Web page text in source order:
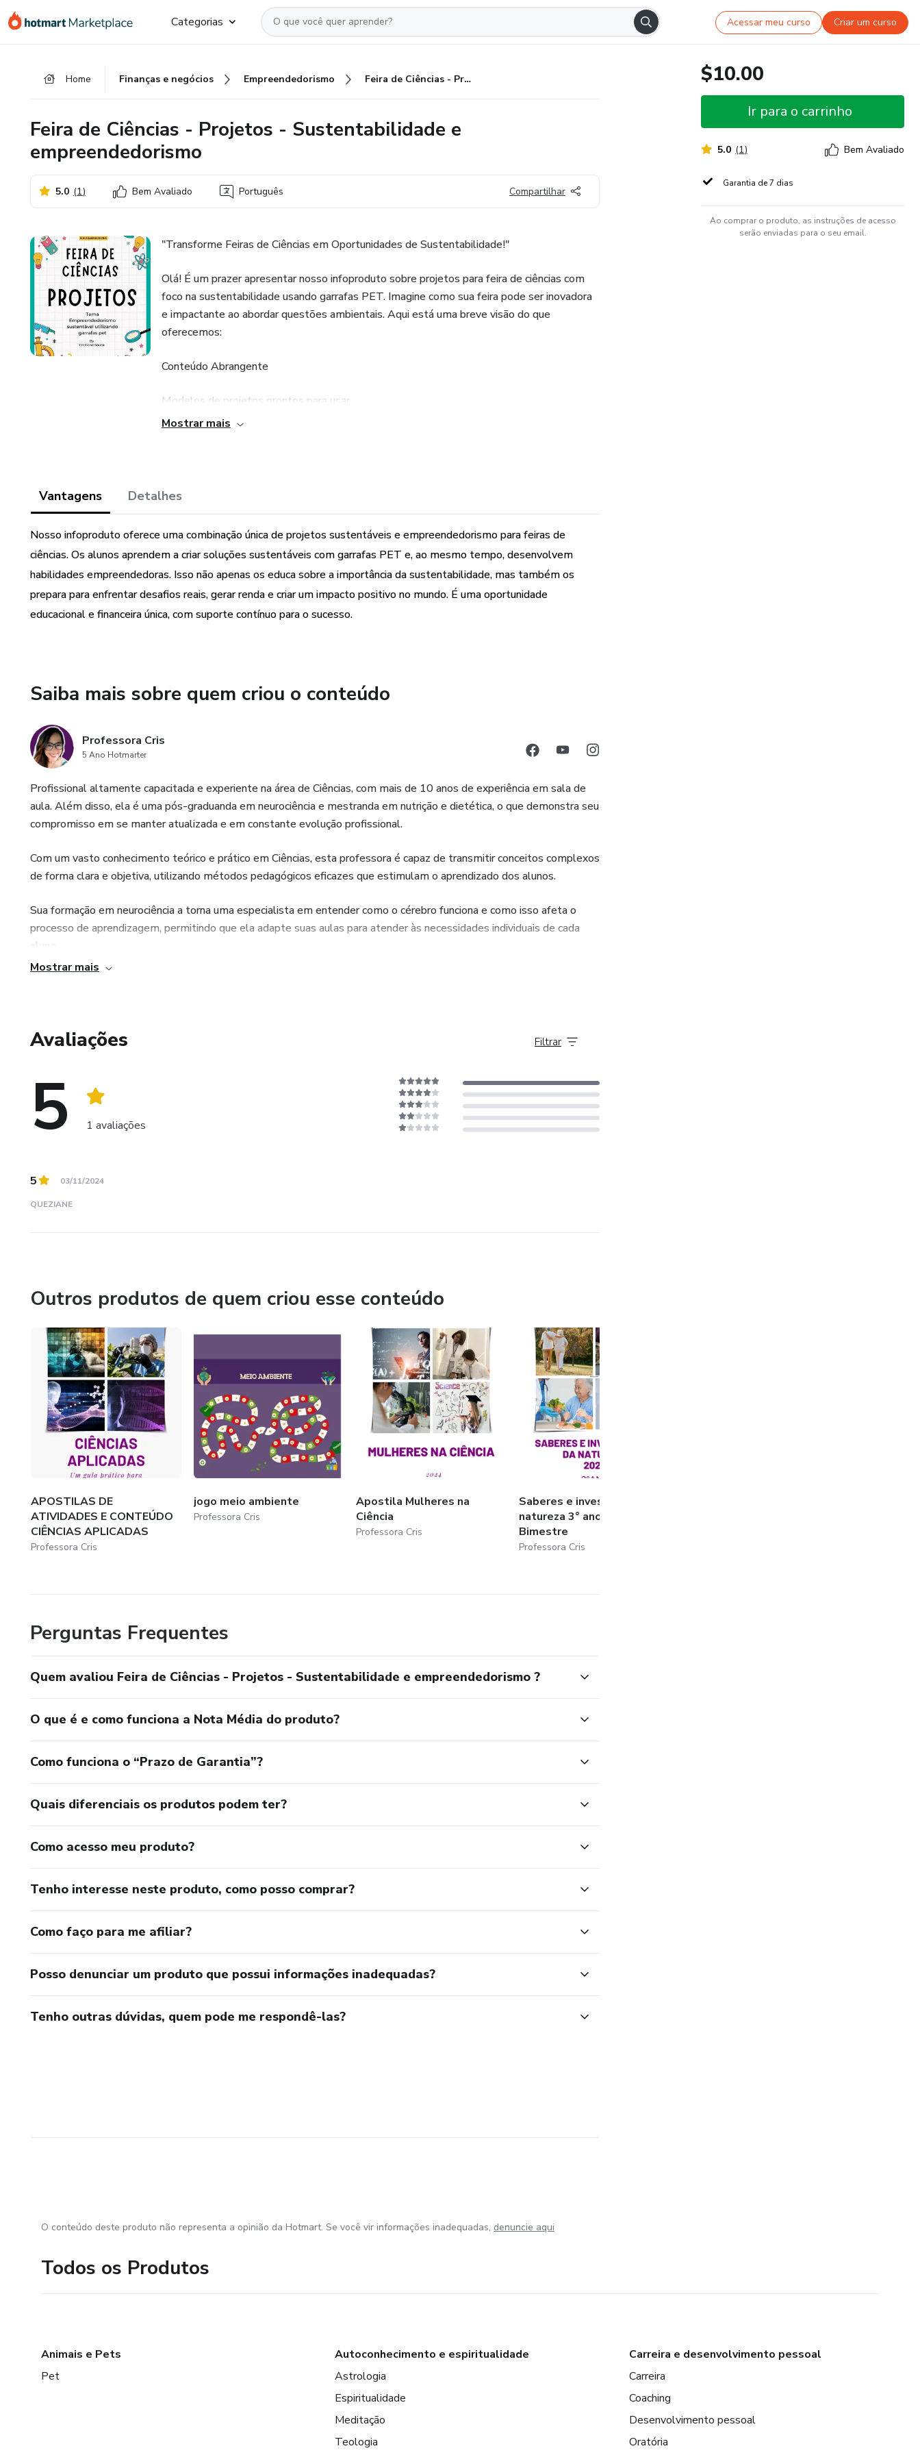
para
para
para
Categorias Acessar meu curso Criar um curso
Home Finanças e negócios Empreendedorismo Feira de Ciências - Projetos - Sustentabilidade e empreendedorismo
Feira de Ciências - Projetos - Sustentabilidade e
empreendedorismo
5.0 (1) Bem Avaliado Português Compartilhar
"Transforme Feiras de Ciências em Oportunidades de Sustentabilidade!"
Olá! É um prazer apresentar nosso infoproduto sobre projetos para feira de ciências com
foco na sustentabilidade usando garrafas PET. Imagine como sua feira pode ser inovadora
e impactante ao abordar questões ambientais. Aqui está uma breve visão do que
oferecemos:
Conteúdo Abrangente
Modelos de projetos prontos para usar.
Nosso projeto é aplicável acessível a todos os níveis de conhecimento, desde fundamental
até ensino médio.
É uma excelente ferramenta para a educação ambiental, envolvendo alunos em
Destacamos como esses projetos ajudam a enfrentar desafios ambientais reais, como a
Suporte Excepcional
Oferecemos suporte ao cliente dedicado para garantir que você tenha sucesso na
implementação dos projetos.
Resultados Visíveis
Os projetos têm potencial para ganhar prêmios nas feiras de ciências, melhorar a
conscientização ambiental e criar um impacto positivo em sua comunidade.
Aproveite a Tendência Sustentável
Nossa proposta não se limita apenas a projetos sustentáveis, mas também ensina como
Desenvolvimento de Habilidades Empreendedoras
Ensinamos como os alunos podem desenvolver habilidades empreendedoras, como criação
alunos gerem renda e desenvolvam um espírito empreendedor.
Mostrar mais
Vantagens Detalhes
Nosso infoproduto oferece uma combinação única de projetos sustentáveis e empreendedorismo para feiras de
ciências. Os alunos aprendem a criar soluções sustentáveis com garrafas PET e, ao mesmo tempo, desenvolvem
habilidades empreendedoras. Isso não apenas os educa sobre a importância da sustentabilidade, mas também os
prepara para enfrentar desafios reais, gerar renda e criar um impacto positivo no mundo. É uma oportunidade
educacional e financeira única, com suporte contínuo para o sucesso.
Saiba mais sobre quem criou o conteúdo
Professora Cris
5 Ano Hotmarter
Profissional altamente capacitada e experiente na área de Ciências, com mais de 10 anos de experiência em sala de
aula. Além disso, ela é uma pós-graduanda em neurociência e mestranda em nutrição e dietética, o que demonstra seu
compromisso em se manter atualizada e em constante evolução profissional.
Com um vasto conhecimento teórico e prático em Ciências, esta professora é capaz de transmitir conceitos complexos
de forma clara e objetiva, utilizando métodos pedagógicos eficazes que estimulam o aprendizado dos alunos.
Sua formação em neurociência a torna uma especialista em entender como o cérebro funciona e como isso afeta o
processo de aprendizagem, permitindo que ela adapte suas aulas para atender às necessidades individuais de cada
aluno.
Com os materiais criados por essa professora, os alunos têm a garantia de uma aprendizagem de qualidade, com uma
abordagem interdisciplinar e atualizada, que contribuirá para o desenvolvimento acadêmico e pessoal de cada um.
Mostrar mais
Avaliações
5 1 avaliações
Filtrar
5 03/11/2024
QUEZIANE
Outros produtos de quem criou esse conteúdo
APOSTILAS DE
ATIVIDADES E CONTEÚDO
CIÊNCIAS APLICADAS
Professora Cris
jogo meio ambiente
Professora Cris
Apostila Mulheres na
Ciência
Professora Cris
Saberes e investigação da
natureza 3° ano - 2°
Bimestre
Professora Cris
Perguntas Frequentes
Quem avaliou Feira de Ciências - Projetos - Sustentabilidade e empreendedorismo ?
O que é e como funciona a Nota Média do produto?
Como funciona o “Prazo de Garantia”?
Quais diferenciais os produtos podem ter?
Como acesso meu produto?
Tenho interesse neste produto, como posso comprar?
Como faço para me afiliar?
Posso denunciar um produto que possui informações inadequadas?
Tenho outras dúvidas, quem pode me respondê-las?
$10.00
Ir para o carrinho
5.0 (1) Bem Avaliado
Garantia de 7 dias
Ao comprar o produto, as instruções de acesso
serão enviadas para o seu email.
O conteúdo deste produto não representa a opinião da Hotmart. Se você vir informações inadequadas, denuncie aqui
Todos os Produtos
Animais e Pets
Pet
Autoconhecimento e espiritualidade
Astrologia
Espiritualidade
Meditação
Teologia
Carreira e desenvolvimento pessoal
Carreira
Coaching
Desenvolvimento pessoal
Oratória